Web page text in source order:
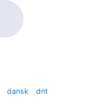
dansk dnt